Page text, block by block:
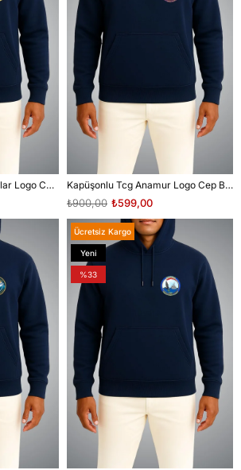
Kapüşonlu Tcg Anafartalar Logo Cep Baskılı Unisex Sweatshirt Kapüşonlu Tcg Anamur Logo Cep Baskılı Unisex Sweatshirt
₺599,00
₺900,00
Ücretsiz Kargo
Yeni
Ürün
%33